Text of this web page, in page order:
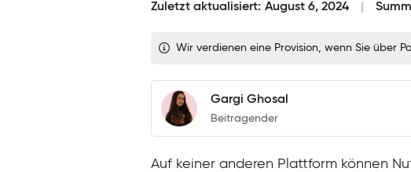
Zuletzt aktualisiert: August 6, 2024
Wir verdienen eine Provision, wenn Sie über
Gargi Ghosal
Beitragender
Auf keiner anderen Plattform können